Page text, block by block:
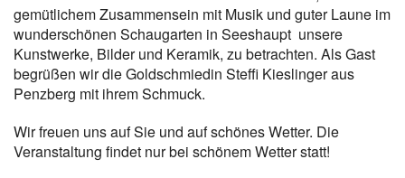
gemütlichem Zusammensein mit Musik und guter Laune im
wunderschönen Schaugarten in Seeshaupt unsere
Kunstwerke, Bilder und Keramik, zu betrachten. Als Gast
begrüßen wir die Goldschmiedin Steffi Kieslinger aus
Penzberg mit ihrem Schmuck.
Wir freuen uns auf Sie und auf schönes Wetter. Die
Veranstaltung findet nur bei schönem Wetter statt!